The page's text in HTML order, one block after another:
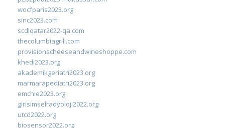
wocfparis2023.org
sinc2023.com
scdlqatar2022-qa.com
thecolumbiagrill.com
provisionscheeseandwineshoppe.com
khedi2023.org
akademikgeriatri2023.org
marmarapediatri2023.org
emchie2023.org
girisimselradyoloji2022.org
utcd2022.org
biosensor2022.org